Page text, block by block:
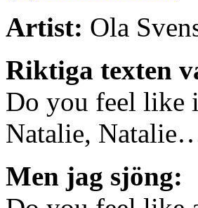
Artist: Ola
Riktiga texten
Do you feel like
Natalie,
Men jag sjöng: